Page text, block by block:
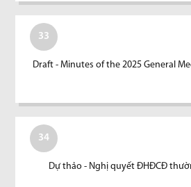
33
Draft - Minutes of the 2025 General
34
Dự thảo - Nghị quyết ĐHĐCĐ